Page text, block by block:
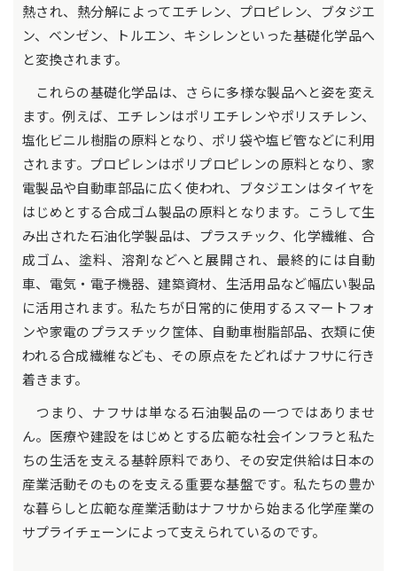
熱され、熱分解によってエチレン、プロピレン、ブタジエ
ン、ベンゼン、トルエン、キシレンといった基礎化学品へ
と変換されます。
これらの基礎化学品は、さらに多様な製品へと姿を変え
ます。例えば、エチレンはポリエチレンやポリスチレン、
塩化ビニル樹脂の原料となり、ポリ袋や塩ビ管などに利用
されます。プロピレンはポリプロピレンの原料となり、家
電製品や自動車部品に広く使われ、ブタジエンはタイヤを
はじめとする合成ゴム製品の原料となります。こうして生
み出された石油化学製品は、プラスチック、化学繊維、合
成ゴム、塗料、溶剤などへと展開され、最終的には自動
車、電気・電子機器、建築資材、生活用品など幅広い製品
に活用されます。私たちが日常的に使用するスマートフォ
ンや家電のプラスチック筐体、自動車樹脂部品、衣類に使
われる合成繊維なども、その原点をたどればナフサに行き
着きます。
つまり、ナフサは単なる石油製品の一つではありませ
ん。医療や建設をはじめとする広範な社会インフラと私た
ちの生活を支える基幹原料であり、その安定供給は日本の
産業活動そのものを支える重要な基盤です。私たちの豊か
な暮らしと広範な産業活動はナフサから始まる化学産業の
サプライチェーンによって支えられているのです。